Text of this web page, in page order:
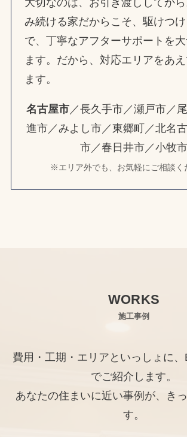
み続ける家だからこそ、駆けつ
で、丁寧なアフターサポートを
ます。だから、対応エリアをあ
ます。
名古屋市 ／長久手市／瀬戸市／
進市／みよし市／東郷町／北名
市／春日井市／小牧市
※エリア外でも、お気軽にご相談く
WORKS
施工事例
費用・工期・エリアといっしょに
でご紹介します。
あなたの住まいに近い事例が、き
す。